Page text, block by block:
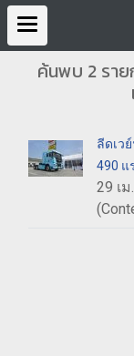
ค้นพบ 2 ราย
ลีดเว
490 แ
29 เ